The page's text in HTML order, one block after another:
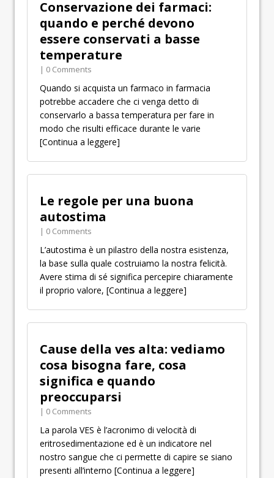
Conservazione dei farmaci:
quando e perché devono
essere conservati a basse
temperature
| 0 Comments
Quando si acquista un farmaco in farmacia
potrebbe accadere che ci venga detto di
conservarlo a bassa temperatura per fare in
modo che risulti efficace durante le varie
[Continua a leggere]
Le regole per una buona
autostima
| 0 Comments
L’autostima è un pilastro della nostra esistenza,
la base sulla quale costruiamo la nostra felicità.
Avere stima di sé significa percepire chiaramente
il proprio valore, [Continua a leggere]
Cause della ves alta: vediamo
cosa bisogna fare, cosa
significa e quando
preoccuparsi
| 0 Comments
La parola VES è l’acronimo di velocità di
eritrosedimentazione ed è un indicatore nel
nostro sangue che ci permette di capire se siano
presenti all’interno [Continua a leggere]